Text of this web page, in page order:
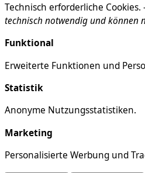
Technisch erforderliche Cookies.
technisch notwendig und können
Funktional
Erweiterte Funktionen und
Statistik
Anonyme Nutzungsstatistiken.
Marketing
Personalisierte Werbung und